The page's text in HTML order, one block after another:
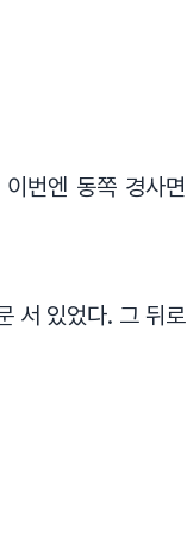
번엔 동쪽 경사면
서 있었다. 그 뒤로